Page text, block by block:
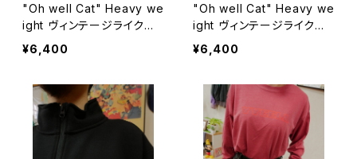
"Oh well Cat" Heavy we
ight ヴィンテージライクス
ウェット Gray
¥6,400
"Oh well Cat" Heavy we
ight ヴィンテージライクス
ウェット White
¥6,400